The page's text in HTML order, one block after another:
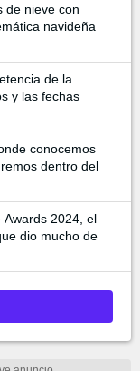
de nieve con
navideña
de la
y las fechas
conocemos
dentro del
Awards 2024, el
dio mucho de